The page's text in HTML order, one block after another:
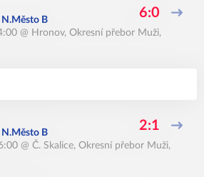
B
6:0
@ Hronov, Okresní přebor Muži,
B
2:1
@ Č. Skalice, Okresní přebor Muži,